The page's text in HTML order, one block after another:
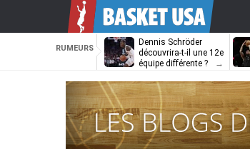
RUMEURS
Dennis Schröder
découvrira-t-il une 12e
équipe différente ?